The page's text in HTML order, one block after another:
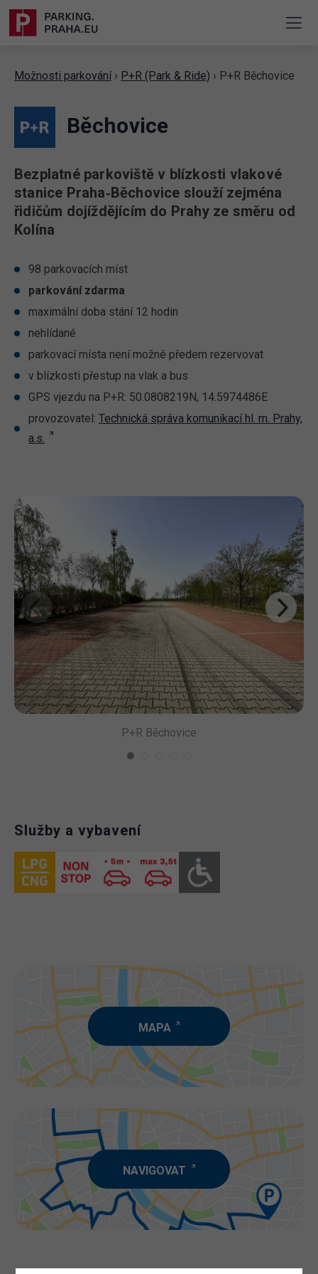
Možnosti parkování› P+R (Park & Ride) › P+R Běchovice
Běchovice
Bezplatné parkoviště v blízkosti vlakové
stanice Praha‑Běchovice slouží zejména
řidičům dojíždějícím do Prahy ze směru od
Kolína
98 parkovacích míst
parkování zdarma
maximální doba stání 12 hodin
nehlídané
parkovací místa není možné předem rezervovat
v blízkosti přestup na vlak a bus
GPS vjezdu na P+R: 50.0808219N, 14.5974486E
provozovatel: Technická správa komunikací hl. m. Prahy,
a.s.
P+R Běchovice
Služby a vybavení
MAPA
NAVIGOVAT